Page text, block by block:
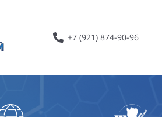
+7 (921) 874-90-96